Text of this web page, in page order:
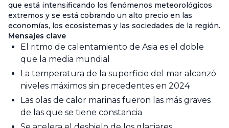
que está intensificando los fenómenos meteorológicos
extremos y se está cobrando un alto precio en las
economías, los ecosistemas y las sociedades de la región.
Mensajes clave
El ritmo de calentamiento de Asia es el doble
que la media mundial
La temperatura de la superficie del mar alcanzó
niveles máximos sin precedentes en 2024
Las olas de calor marinas fueron las más graves
de las que se tiene constancia